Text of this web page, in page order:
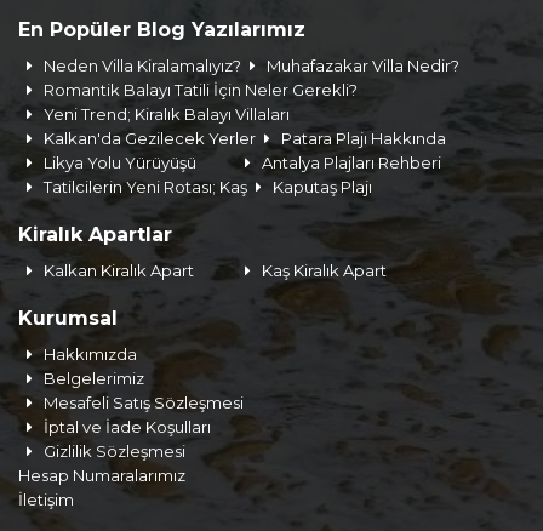
En Popüler Blog Yazılarımız
Neden Villa Kiralamalıyız?
Muhafazakar Villa Nedir?
Romantik Balayı Tatili İçin Neler Gerekli?
Yeni Trend; Kiralık Balayı Villaları
Kalkan'da Gezilecek Yerler
Patara Plajı Hakkında
Likya Yolu Yürüyüşü
Antalya Plajları Rehberi
Tatilcilerin Yeni Rotası; Kaş
Kaputaş Plajı
Kiralık Apartlar
Kalkan Kiralık Apart Kaş Kiralık Apart
Kurumsal
Hakkımızda
Belgelerimiz
Mesafeli Satış Sözleşmesi
İptal ve İade Koşulları
Gizlilik Sözleşmesi
Hesap Numaralarımız
İletişim